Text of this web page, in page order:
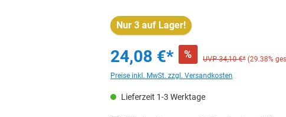
Nur 3 auf Lager!
24,08 €* % UVP 34,10 €* (29.38%
Preise inkl. MwSt. zzgl. Versandkosten
Lieferzeit 1-3 Werktage